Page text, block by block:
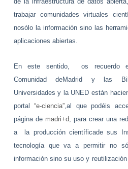
trabajar comunidades virtuales
nosólo la información sino las
aplicaciones abiertas.
En este sentido,
os recuerdo
Comunidad deMadrid y las
Universidades y la UNED están
portal“e-ciencia” ,al que podéis
página de madri+d , para crear una
a
la producción científicade sus
tecnología que va a permitir no
información sino su uso y